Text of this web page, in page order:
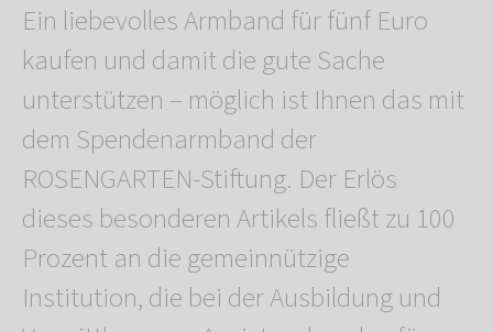
Ein liebevolles Armband für fünf Euro
kaufen und damit die gute Sache
unterstützen – möglich ist Ihnen das mit
dem Spendenarmband der
ROSENGARTEN-Stiftung. Der Erlös
dieses besonderen Artikels fließt zu 100
Prozent an die gemeinnützige
Institution, die bei der Ausbildung und